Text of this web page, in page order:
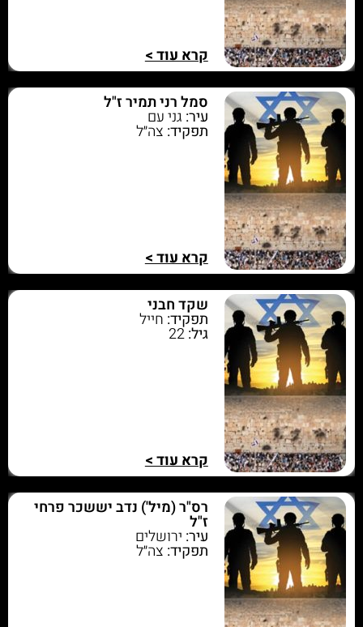
קרא עוד >
סמל רני תמיר ז"ל
עיר: גני עם
תפקיד: צה״ל
קרא עוד >
שקד חבני
תפקיד: חייל
גיל:22
קרא עוד >
רס"ר (מיל') נדב יששכר פרחי
ז"ל
עיר: ירושלים
תפקיד: צה״ל